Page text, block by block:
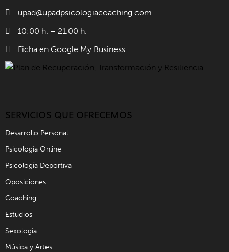
upad@upadpsicologiacoaching.com
10:00 h. – 21.00 h.
Ficha en Google My Business
SERVICIOS QUE OFRECEMOS
Desarrollo Personal
Psicología Online
Psicología Deportiva
Oposiciones
Coaching
Estudios
Sexología
Música y Artes